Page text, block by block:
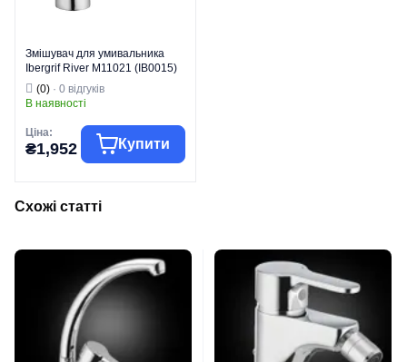
Змішувач для умивальника
Ibergrif River M11021 (IB0015)
(0) · 0 відгуків
В наявності
Ціна:
₴1,952 Купити
умивальника
Вид виробу
Змішувачі для
Схожі статті